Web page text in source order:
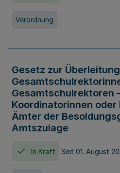
Verordnung
Gesetz zur
Gesamtschulrektoren
Koordinatorinnen
Ämter der
Amtszulage
In Kraft Seit 01. August